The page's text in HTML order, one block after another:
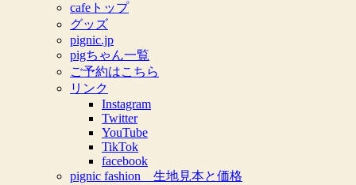
cafeトップ
グッズ
pignic.jp
pigちゃん一覧
ご予約はこちら
リンク
Instagram
Twitter
YouTube
TikTok
facebook
pignic fashion 生地見本と価格